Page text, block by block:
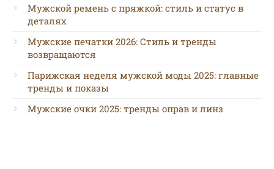
Мужской ремень с пряжкой: стиль и статус в
деталях
Мужские печатки 2026: Стиль и тренды
возвращаются
Парижская неделя мужской моды 2025: главные
тренды и показы
Мужские очки 2025: тренды оправ и линз